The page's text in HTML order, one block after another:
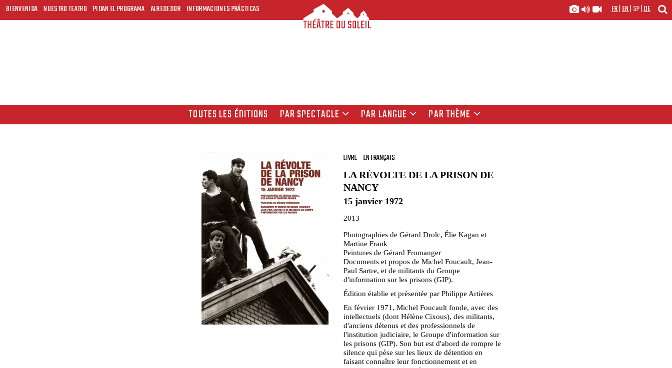
BIENVENIDA NUESTRO TEATRO PIDAN EL PROGRAMA ALREDEDOR INFORMACIONES PRÁCTICAS FR|EN|SP|DE
TOUTES LES ÉDITIONS PAR SPECTACLE PAR LANGUE PAR THÈME
LIVRE EN FRANÇAIS
LA RÉVOLTE DE LA PRISON DE
NANCY
15 janvier 1972
2013
Photographies de Gérard Drolc, Élie Kagan et
Martine Frank
Peintures de Gérard Fromanger
Documents et propos de Michel Foucault, Jean-
Paul Sartre, et de militants du Groupe
d'information sur les prisons (GIP).
Édition établie et présentée par Philippe Artières
En février 1971, Michel Foucault fonde, avec des
intellectuels (dont Hélène Cixous), des militants,
d'anciens détenus et des professionnels de
l'institution judiciaire, le Groupe d'information sur
les prisons (GIP). Son but est d'abord de rompre le
silence qui pèse sur les lieux de détention en
faisant connaître leur fonctionnement et en